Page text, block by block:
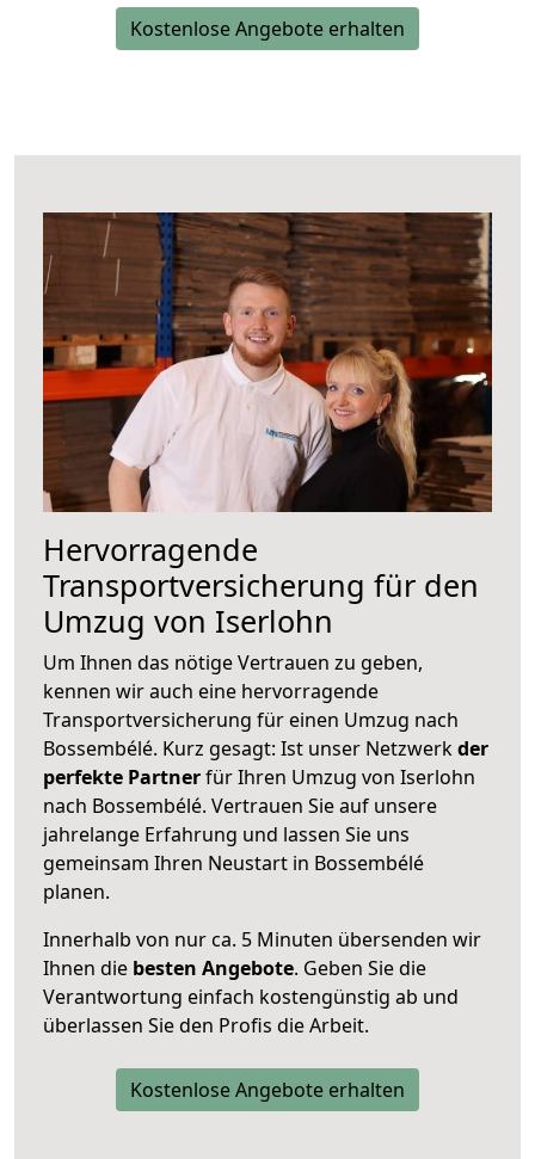
Kostenlose Angebote erhalten
Hervorragende
Transportversicherung für den
Umzug von Iserlohn
Um Ihnen das nötige Vertrauen zu geben,
kennen wir auch eine hervorragende
Transportversicherung für einen Umzug nach
Bossembélé. Kurz gesagt: Ist unser Netzwerkder
perfekte Partnerfür Ihren Umzug von Iserlohn
nach Bossembélé. Vertrauen Sie auf unsere
jahrelange Erfahrung und lassen Sie uns
gemeinsam Ihren Neustart in Bossembélé
planen.
Innerhalb von nur ca. 5 Minuten übersenden wir
Ihnen die besten Angebote. Geben Sie die
Verantwortung einfach kostengünstig ab und
überlassen Sie den Profis die Arbeit.
Kostenlose Angebote erhalten